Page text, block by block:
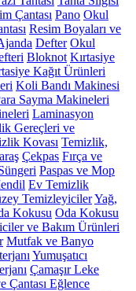
Çantası Pano Okul
Resim Boyaları ve
Defter Okul
Bloknot Kırtasiye
Kağıt Ürünleri
Koli Bandı Makinesi
Sayma Makineleri
Laminasyon
Gereçleri ve
Kovası Temizlik,
Çekpas Fırça ve
Paspas ve Mop
Ev Temizlik
TemizleyicilerYağ,
Kokusu Oda Kokusu
ve Bakım Ürünleri
Mutfak ve Banyo
Yumuşatıcı
Çamaşır Leke
Çantası Eğlence